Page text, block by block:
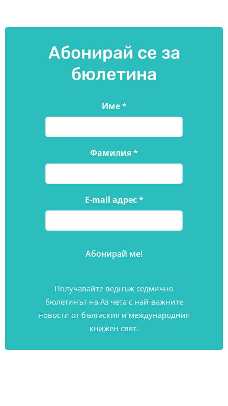
Абонирай се за
бюлетина
Име*
Фамилия*
E-mail адрес*
Получавайте веднъж седмично
бюлетинът на Аз чета с най-важните
новости от бългаския и международния
книжен свят.